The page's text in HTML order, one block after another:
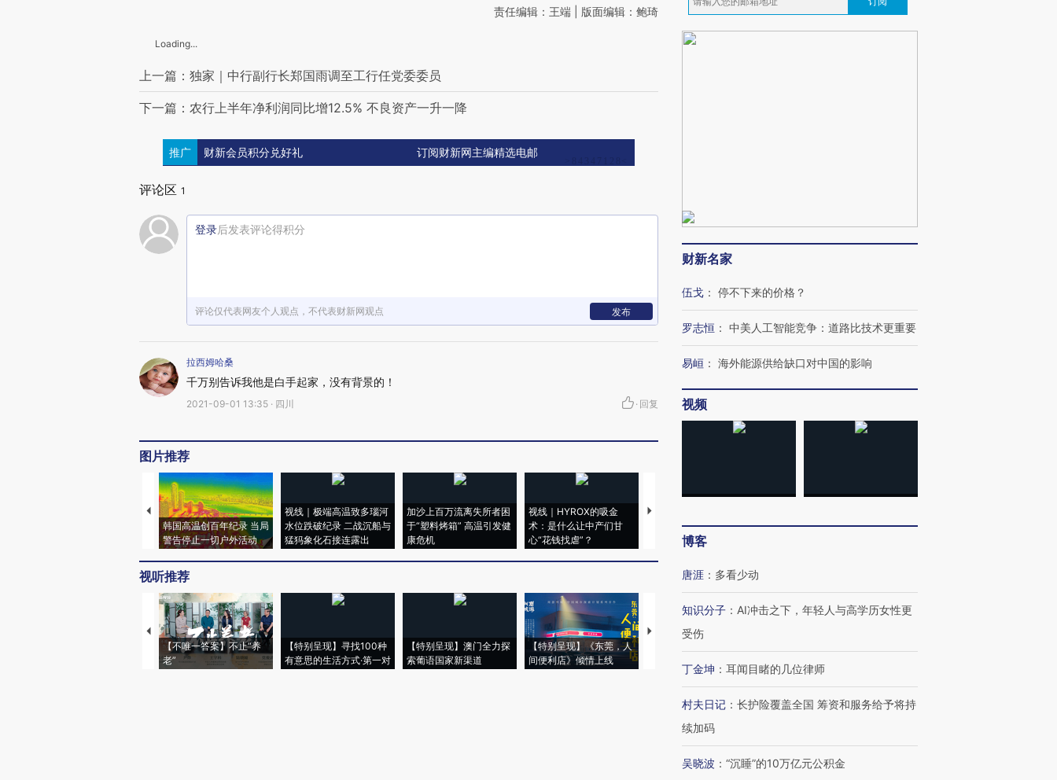
责任编辑：王端 | 版面编辑：鲍琦
Loading...
上一篇：独家｜中行副行长郑国雨调至工行任党委委员
下一篇：农行上半年净利润同比增12.5% 不良资产一升一降
推广 财新会员积分兑好礼 订阅财新网主编精选电邮
评论区 1
登录后发表评论得积分
评论仅代表网友个人观点，不代表财新网观点 发布
拉西姆哈桑
千万别告诉我他是白手起家，没有背景的！
2021-09-01 13:35 · 四川 · 回复
图片推荐
韩国高温创百年纪录 当局
警告停止一切户外活动
视线｜极端高温致多瑙河
水位跌破纪录 二战沉船与
猛犸象化石接连露出
加沙上百万流离失所者困
于“塑料烤箱” 高温引发健
康危机
视线｜HYROX的吸金
术：是什么让中产们甘
心“花钱找虐”？
马航飞行员跨国走私7万
粒摇头丸 尿检体内含3种
度Z世代 用街头抗争将教
机”？难民潮撕裂西班牙
视听推荐
【不唯一答案】不止“养
老”
【特别呈现】寻找100种
有意思的生活方式·第一对
【特别呈现】澳门全力探
索葡语国家新渠道
【特别呈现】《东莞，人
间便利店》倾情上线
【推广】走进第四届链博
财新名家
伍戈 ： 停不下来的价格？
罗志恒 ： 中美人工智能竞争：道路比技术更重要
易峘 ： 海外能源供给缺口对中国的影响
视频
博客
唐涯 ： 多看少动
知识分子 ： AI冲击之下，年轻人与高学历女性更
受伤
丁金坤 ： 耳闻目睹的几位律师
村夫日记 ： 长护险覆盖全国 筹资和服务给予将持
续加码
吴晓波 ： “沉睡”的10万亿元公积金